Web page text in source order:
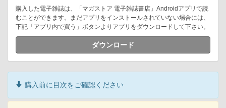
購入した電子雑誌は、「マガストア 電子雑誌書店」Androidアプリで読
むことができます。まだアプリをインストールされていない場合には、
下記「アプリ内で買う」ボタンよりアプリをダウンロードして下さい。
ダウンロード
購入前に目次をご確認ください